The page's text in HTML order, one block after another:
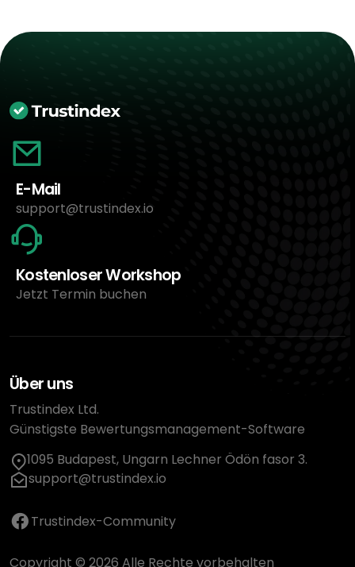
E-Mail
support@trustindex.io
Kostenloser Workshop
Jetzt Termin buchen
Über uns
Trustindex Ltd.
Günstigste Bewertungsmanagement-Software
1095 Budapest, Ungarn Lechner Ödön fasor 3.
support@trustindex.io
Trustindex-Community
Copyright © 2026 Alle Rechte vorbehalten